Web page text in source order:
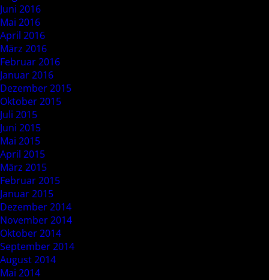
Juni 2016
Mai 2016
April 2016
März 2016
Februar 2016
Januar 2016
Dezember 2015
Oktober 2015
Juli 2015
Juni 2015
Mai 2015
April 2015
März 2015
Februar 2015
Januar 2015
Dezember 2014
November 2014
Oktober 2014
September 2014
August 2014
Mai 2014